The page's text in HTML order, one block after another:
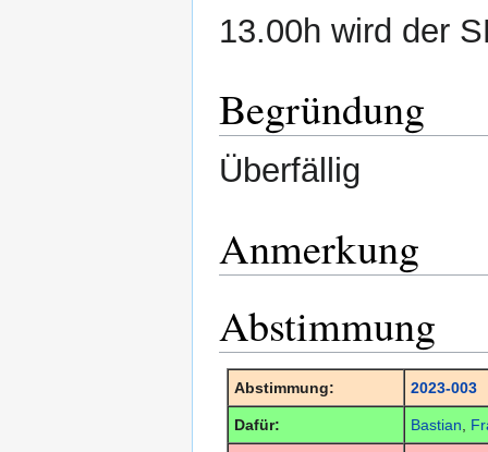
13.00h wird der
Begründung
Überfällig
Anmerkung
Abstimmung
Abstimmung: 2023-003
Dafür: Bastian